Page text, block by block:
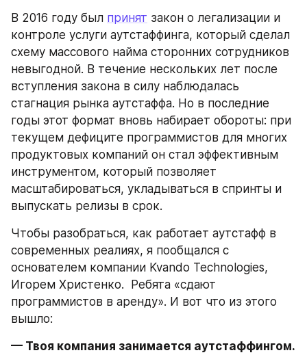
В 2016 году был принят закон о легализации и
контроле услуги аутстаффинга, который сделал
схему массового найма сторонних сотрудников
невыгодной. В течение нескольких лет после
вступления закона в силу наблюдалась
стагнация рынка аутстаффа. Но в последние
годы этот формат вновь набирает обороты: при
текущем дефиците программистов для многих
продуктовых компаний он стал эффективным
инструментом, который позволяет
масштабироваться, укладываться в спринты и
выпускать релизы в срок.
Чтобы разобраться, как работает аутстафф в
современных реалиях, я пообщался с
основателем компании Kvando Technologies,
Игорем Христенко.  Ребята «сдают
программистов в аренду». И вот что из этого
вышло:
— Твоя компания занимается аутстаффингом.